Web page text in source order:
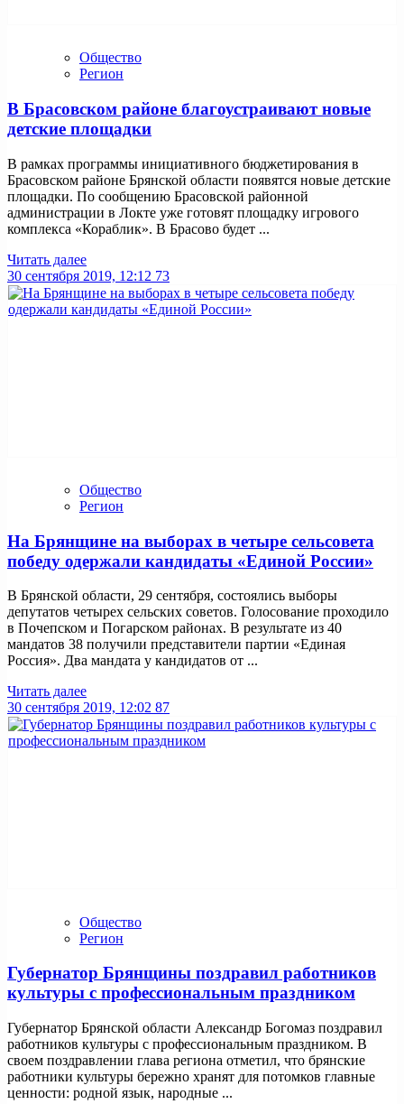
Общество
Регион
В Брасовском районе благоустраивают новые
детские площадки
В рамках программы инициативного бюджетирования в
Брасовском районе Брянской области появятся новые детские
площадки. По сообщению Брасовской районной
администрации в Локте уже готовят площадку игрового
комплекса «Кораблик». В Брасово будет ...
Читать далее
30 сентября 2019, 12:12 73
Общество
Регион
На Брянщине на выборах в четыре сельсовета
победу одержали кандидаты «Единой России»
В Брянской области, 29 сентября, состоялись выборы
депутатов четырех сельских советов. Голосование проходило
в Почепском и Погарском районах. В результате из 40
мандатов 38 получили представители партии «Единая
Россия». Два мандата у кандидатов от ...
Читать далее
30 сентября 2019, 12:02 87
Общество
Регион
Губернатор Брянщины поздравил работников
культуры с профессиональным праздником
Губернатор Брянской области Александр Богомаз поздравил
работников культуры с профессиональным праздником. В
своем поздравлении глава региона отметил, что брянские
работники культуры бережно хранят для потомков главные
ценности: родной язык, народные ...